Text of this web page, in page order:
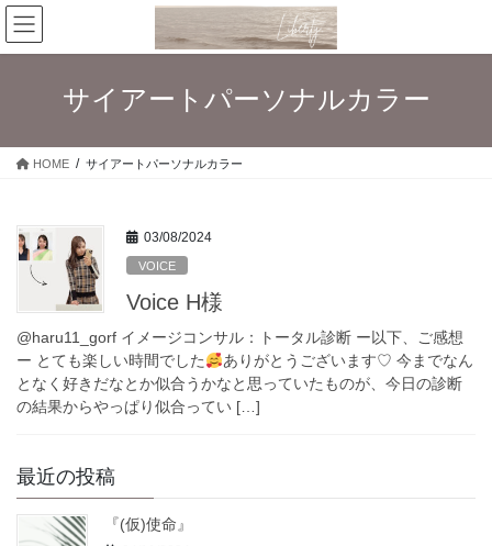
コ
ン
テ
ス
ナ
ビ
ゲ
ン
サイアートパーソナルカラー
HOME サイアートパーソナルカラー
03/08/2024
VOICE
Voice H様
@haru11_gorf イメージコンサル：トータル診断 ー以下、ご感想
ー とても楽しい時間でした
ありがとうございます♡ 今までなん
となく好きだなとか似合うかなと思っていたものが、今日の診断
の結果からやっぱり似合ってい […]
最近の投稿
『(仮)使命』